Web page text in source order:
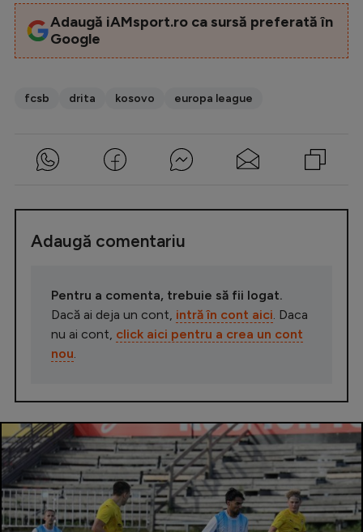
Adaugă iAMsport.ro ca sursă preferată în
Google
fcsb drita kosovo europa league
Adaugă comentariu
Pentru a comenta, trebuie să fii logat.
Dacă ai deja un cont, intră în cont aici . Daca
nu ai cont, click aici pentru a crea un cont
nou